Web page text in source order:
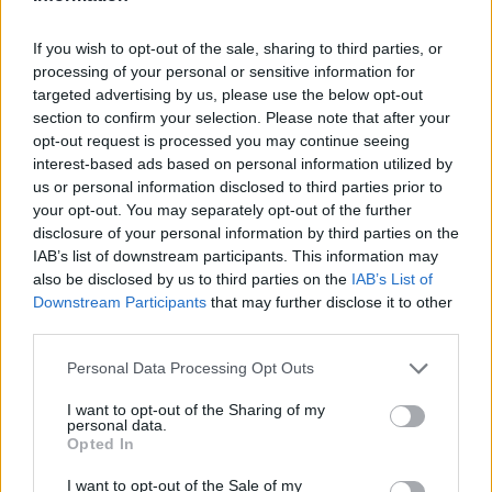
If you wish to opt-out of the sale, sharing to third parties, or
processing of your personal or sensitive information for
targeted advertising by us, please use the below opt-out
section to confirm your selection. Please note that after your
opt-out request is processed you may continue seeing
interest-based ads based on personal information utilized by
us or personal information disclosed to third parties prior to
your opt-out. You may separately opt-out of the further
disclosure of your personal information by third parties on the
IAB’s list of downstream participants. This information may
also be disclosed by us to third parties on the IAB’s List of
Downstream Participants that may further disclose it to other
Personal Data Processing Opt Outs
I want to opt-out of the Sharing of my
personal data.
Opted In
I want to opt-out of the Sale of my
ατομικών και παραγνώριση των πολιτικών,
συλλογικών του δικαιωμάτων, ακόμη και σε
χώρους που επιμένουν να
αυτοπροσδιορίζονταιως προοδευτικοί.
Πολιτική ζύμωσηδεν υπάρχει, παρά
μόνο σε μικρές παρέες. Τα
χαρακτηριστικά “πηγαδάκια” της
Ομόνοιας, οι μεγάλες και ζωηρές
“αγανακτισμένοι”, τα καφενεία , ακόμη και
η ρούγα των χωριών , έχουν
υποκατασταθεί από τον μεταλλαγμένο
χώρο των social media και των chatGPT,